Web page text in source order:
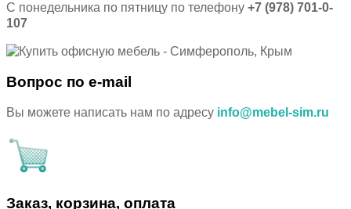
С понедельника по пятницу по телефону +7 (978) 701-0-
107
Вопрос по e-mail
Вы можете написать нам по адресу info@mebel-sim.ru
Заказ, корзина, оплата